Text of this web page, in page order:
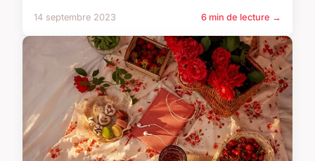
14 septembre 2023 6 min de lecture →